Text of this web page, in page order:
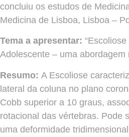
concluiu os estudos de
Medicina de Lisboa, Lisboa –
Tema a apresentar:
Adolescente – uma abordagem
Resumo: A Escoliose
lateral da coluna no plano
Cobb superior a 10 graus,
rotacional das vértebras. Pode
uma deformidade